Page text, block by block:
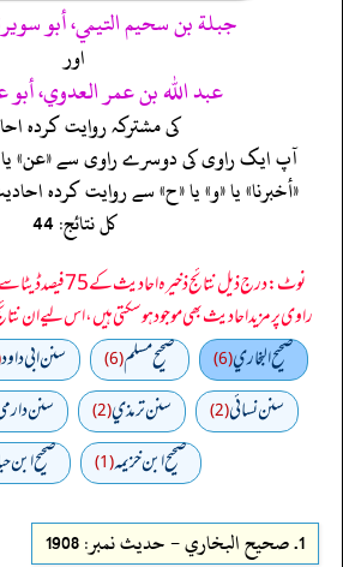
جبلة بن سحيم التيمي، أبو
اور
عبد الله بن عمر العدوي، أبو
کی مشترکہ روایت کردہ
آپ ایک راوی کی دوسرے راوی سے «عن» یا
«أخبرنا» یا «و» یا «ح» سے روایت کردہ
کل نتائج: 44
نوٹ: درج ذیل نتائج
راوی پر مزید احادیث بھی موجود ہو سکتی ہیں، اس لیے ان
صحيح البخاري(6) صحيح مسلم(6) سنن ابي داود
سنن نسائي(2) سنن ترمذي(2) سنن
صحيح ابن خزيمه(1) صحیح ابن
1. صحيح البخاري - حدیث نمبر: 1908